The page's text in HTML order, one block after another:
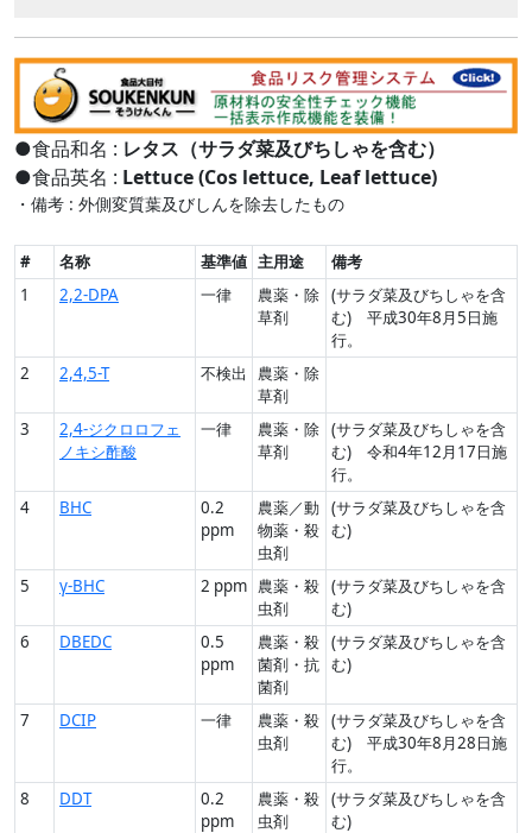
●食品和名 : レタス（サラダ菜及びちしゃを含む）
●食品英名 : Lettuce (Cos lettuce, Leaf lettuce)
・備考 : 外側変質葉及びしんを除去したもの
# 名称 基準値 主用途
備考
1
2,2-DPA 一律
農薬・除
草剤
(サラダ菜及びちしゃを含
む) 平成30年8月5日施
行。
2
2,4,5-T 不検出
農薬・除
草剤
3
2,4-ジクロロフェ
ノキシ酢酸
一律
農薬・除
草剤
(サラダ菜及びちしゃを含
む) 令和4年12月17日施
行。
4
BHC
0.2
ppm
農薬／動
物薬・殺
虫剤
(サラダ菜及びちしゃを含
む)
5 γ-BHC 2 ppm 農薬・殺
虫剤
(サラダ菜及びちしゃを含
む)
6
DBEDC
0.5
ppm
農薬・殺
菌剤・抗
菌剤
(サラダ菜及びちしゃを含
む)
7 DCIP 一律
農薬・殺
虫剤
(サラダ菜及びちしゃを含
む) 平成30年8月28日施
行。
8
DDT
0.2
ppm
農薬・殺
虫剤
(サラダ菜及びちしゃを含
む)